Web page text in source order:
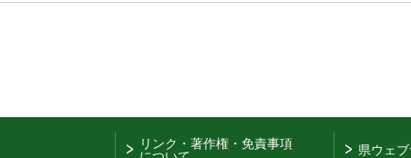
リンク・著作権・免責事項
県ウェ